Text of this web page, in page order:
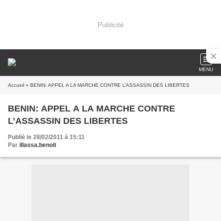
Publicité
MENU
Accueil » BENIN: APPEL A LA MARCHE CONTRE L’ASSASSIN DES LIBERTES
BENIN: APPEL A LA MARCHE CONTRE
L’ASSASSIN DES LIBERTES
Publié le 28/02/2011 à 15:11
Par illassa.benoit